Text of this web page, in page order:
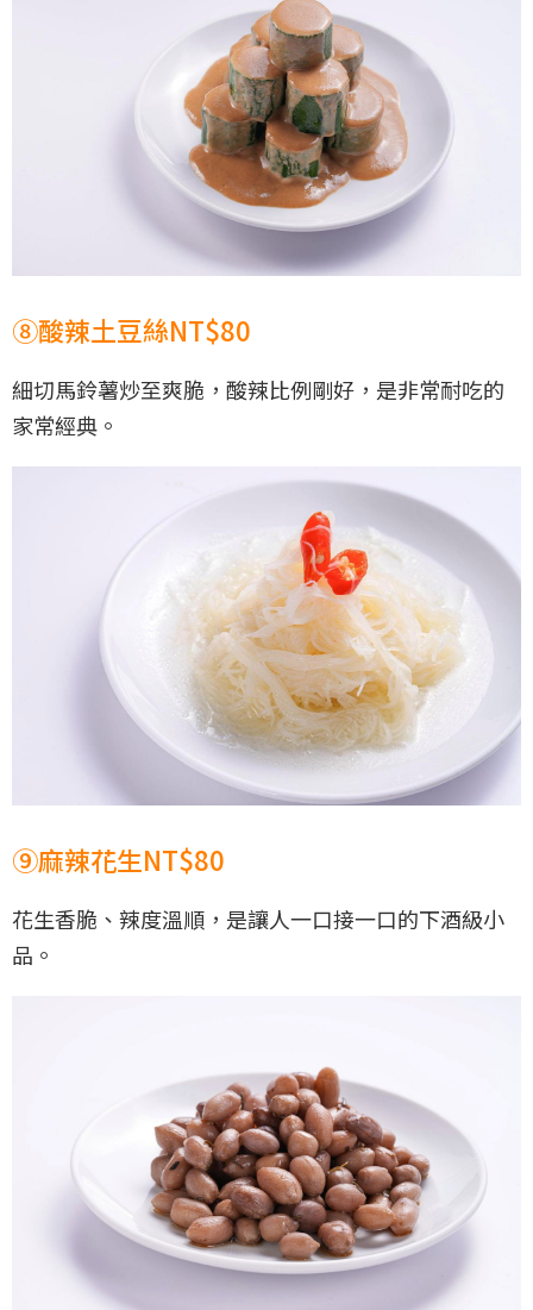
⑧酸辣土豆絲NT$80
細切馬鈴薯炒至爽脆，酸辣比例剛好，是非常耐吃的
家常經典。
⑨麻辣花生NT$80
花生香脆、辣度溫順，是讓人一口接一口的下酒級小
品。